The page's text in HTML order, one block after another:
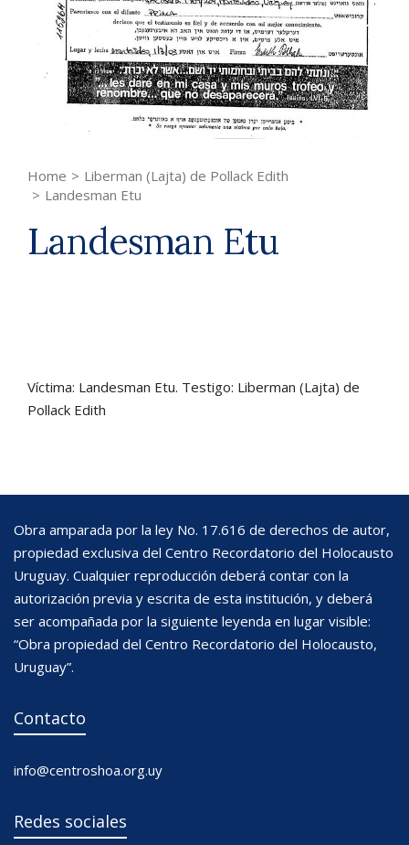
Home > Liberman (Lajta) de Pollack Edith
> Landesman Etu
Landesman Etu
Víctima: Landesman Etu. Testigo: Liberman (Lajta) de
Pollack Edith
Obra amparada por la ley No. 17.616 de derechos de autor,
propiedad exclusiva del Centro Recordatorio del Holocausto
Uruguay. Cualquier reproducción deberá contar con la
autorización previa y escrita de esta institución, y deberá
ser acompañada por la siguiente leyenda en lugar visible:
“Obra propiedad del Centro Recordatorio del Holocausto,
Uruguay”.
Contacto
info@centroshoa.org.uy
Redes sociales